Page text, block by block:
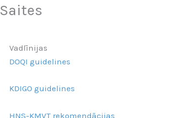
Saites
Vadlīnijas
DOQI guidelines
KDIGO guidelines
HNS-KMVT rekomendācijas